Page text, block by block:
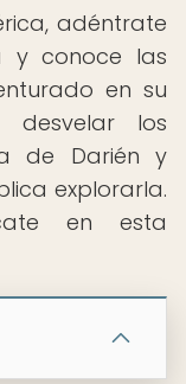
adéntrate
y conoce las
en su
desvelar los
de Darién y
explorarla.
en esta